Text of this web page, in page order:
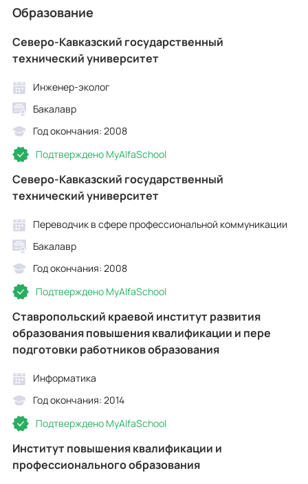
Образование
Северо-Кавказский государственный
технический университет
Инженер-эколог
Бакалавр
Год окончания: 2008
Подтверждено MyAlfaSchool
Северо-Кавказский государственный
технический университет
Переводчик в сфере профессиональной коммуникации
Бакалавр
Год окончания: 2008
Подтверждено MyAlfaSchool
Ставропольский краевой институт развития
образования повышения квалификации и пере
подготовки работников образования
Информатика
Год окончания: 2014
Подтверждено MyAlfaSchool
Институт повышения квалификации и
профессионального образования